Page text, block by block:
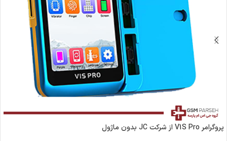
پروگرامر V1S Pro از شرکت JC بدون ماژول